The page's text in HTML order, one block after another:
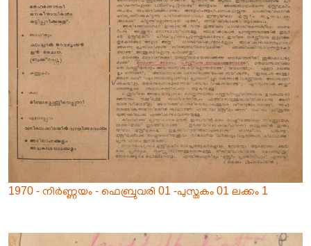
1970 - നിർണ്ണയം - ഫെബ്രുവരി 01 -പുസ്തകം 01 ലക്കം 1